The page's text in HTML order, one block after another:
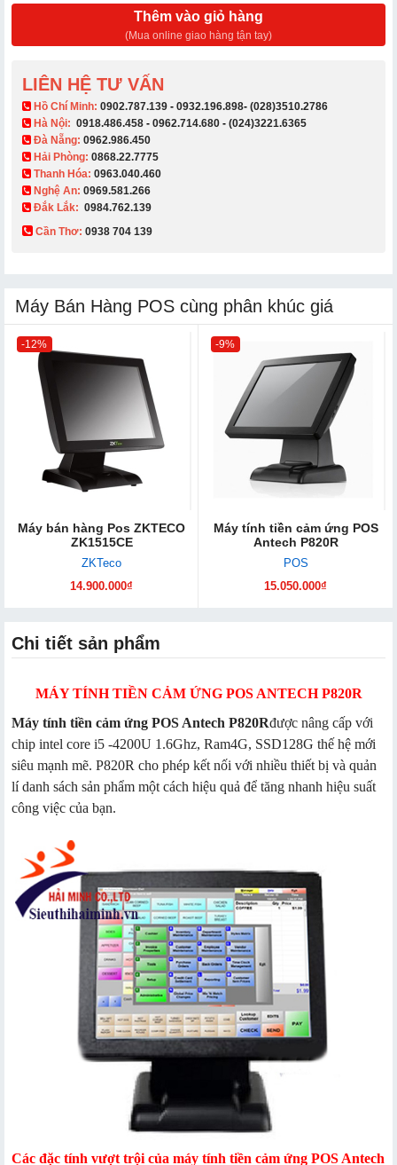
Thêm vào giỏ hàng
(Mua online giao hàng tận tay)
LIÊN HỆ TƯ VẤN
​ Hồ Chí Minh: 0902.787.139 - 0932.196.898- (028)3510.2786
Hà Nội: 0918.486.458 - 0962.714.680 - (024)3221.6365
Đà Nẵng: 0962.986.450
Hải Phòng: 0868.22.7775
Thanh Hóa: 0963.040.460
Nghệ An: 0969.581.266
Đắk Lắk: 0984.762.139
Cần Thơ: 0938 704 139​
Máy Bán Hàng POS cùng phân khúc giá
-12%
Máy bán hàng Pos ZKTECO
ZK1515CE
ZKTeco
14.900.000₫
-9%
Máy tính tiền cảm ứng POS
Antech P820R
POS
15.050.000₫
Chi tiết sản phẩm
MÁY TÍNH TIỀN CẢM ỨNG POS ANTECH P820R
Máy tính tiền cảm ứng POS Antech P820Rđược nâng cấp với
chip intel core i5 -4200U 1.6Ghz, Ram4G, SSD128G thế hệ mới
siêu mạnh mẽ. P820R cho phép kết nối với nhiều thiết bị và quản
lí danh sách sản phẩm một cách hiệu quả để tăng nhanh hiệu suất
công việc của bạn.
Các đặc tính vượt trội của máy tính tiền cảm ứng POS Antech